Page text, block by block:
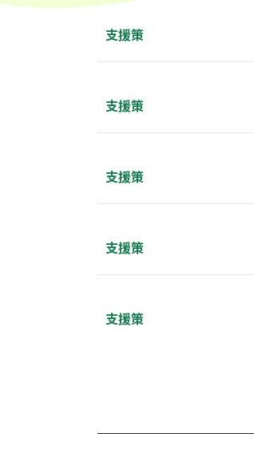
支援策
支援策
支援策
支援策
支援策